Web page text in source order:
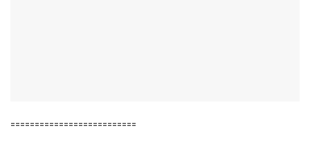
==========================